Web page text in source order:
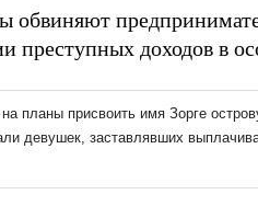
обвиняют
преступных доходов в